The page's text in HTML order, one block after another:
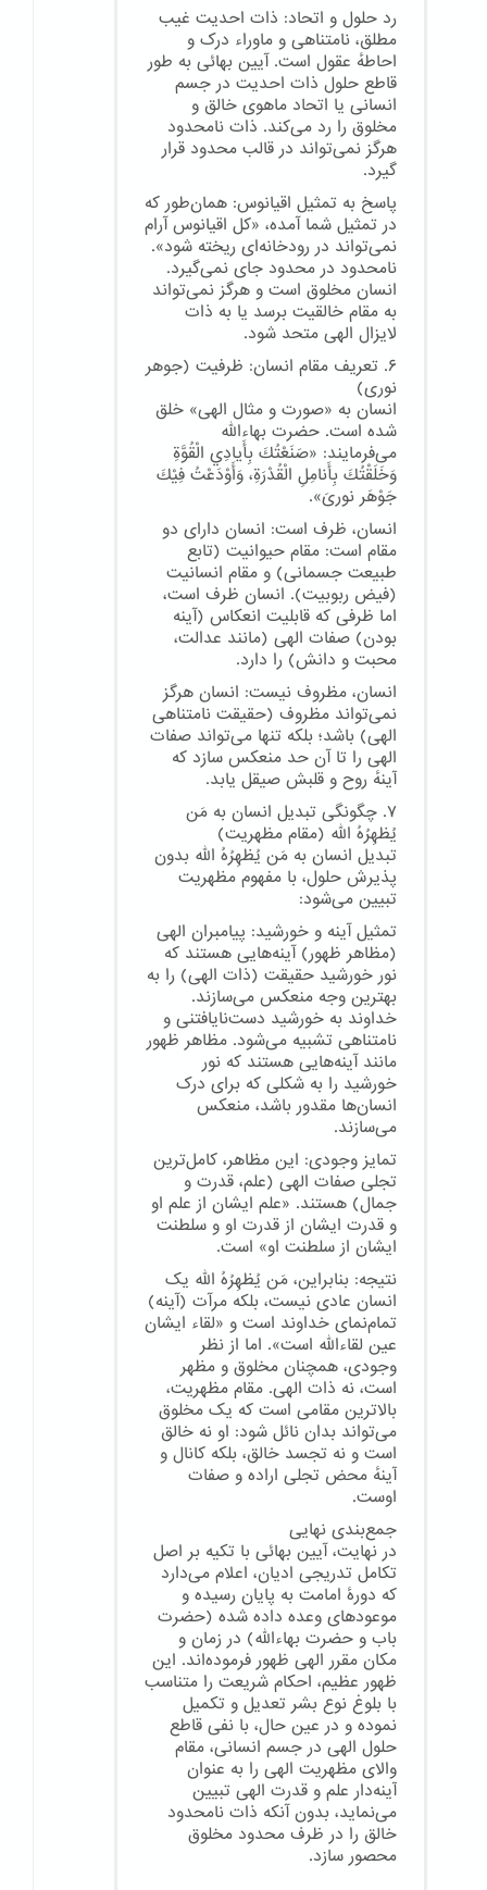
رد حلول و اتحاد: ذات احدیت غیب
مطلق، نامتناهی و ماوراء درک و
احاطهٔ عقول است. آیین بهائی به طور
قاطع حلول ذات احدیت در جسم
انسانی یا اتحاد ماهوی خالق و
مخلوق را رد می‌کند. ذات نامحدود
هرگز نمی‌تواند در قالب محدود قرار
گیرد.
پاسخ به تمثیل اقیانوس: همان‌طور که
در تمثیل شما آمده، «کل اقیانوس آرام
نمی‌تواند در رودخانه‌ای ریخته شود».
نامحدود در محدود جای نمی‌گیرد.
انسان مخلوق است و هرگز نمی‌تواند
به مقام خالقیت برسد یا به ذات
لایزال الهی متحد شود.
۶. تعریف مقام انسان: ظرفیت (جوهر
نوری)
انسان به «صورت و مثال الهی» خلق
شده است. حضرت بهاءالله
می‌فرمایند: «صَنَعْتُكَ بِأَيادِي الْقُوَّةِ
وَخَلَقْتُكَ بِأَنامِلِ الْقُدْرَةِ، وَأَوْدَعْتُ فِيْكَ
جَوْهَر نوریَ».
انسان، ظرف است: انسان دارای دو
مقام است: مقام حیوانیت (تابع
طبیعت جسمانی) و مقام انسانیت
(فیض ربوبیت). انسان ظرف است،
اما ظرفی که قابلیت انعکاس (آینه
بودن) صفات الهی (مانند عدالت،
محبت و دانش) را دارد.
انسان، مظروف نیست: انسان هرگز
نمی‌تواند مظروف (حقیقت نامتناهی
الهی) باشد؛ بلکه تنها می‌تواند صفات
الهی را تا آن حد منعکس سازد که
آینهٔ روح و قلبش صیقل یابد.
۷. چگونگی تبدیل انسان به مَن
یُظهِرُهُ الله (مقام مظهریت)
تبدیل انسان به مَن یُظهِرُهُ الله بدون
پذیرش حلول، با مفهوم مظهریت
تبیین می‌شود:
تمثیل آینه و خورشید: پیامبران الهی
(مظاهر ظهور) آینه‌هایی هستند که
نور خورشید حقیقت (ذات الهی) را به
بهترین وجه منعکس می‌سازند.
خداوند به خورشید دست‌نایافتنی و
نامتناهی تشبیه می‌شود. مظاهر ظهور
مانند آینه‌هایی هستند که نور
خورشید را به شکلی که برای درک
انسان‌ها مقدور باشد، منعکس
می‌سازند.
تمایز وجودی: این مظاهر، کامل‌ترین
تجلی صفات الهی (علم، قدرت و
جمال) هستند. «علم ایشان از علم او
و قدرت ایشان از قدرت او و سلطنت
ایشان از سلطنت او» است.
نتیجه: بنابراین، مَن یُظهِرُهُ الله یک
انسان عادی نیست، بلکه مرآت (آینه)
تمام‌نمای خداوند است و «لقاء ایشان
عین لقاءالله است». اما از نظر
وجودی، همچنان مخلوق و مظهر
است، نه ذات الهی. مقام مظهریت،
بالاترین مقامی است که یک مخلوق
می‌تواند بدان نائل شود: او نه خالق
است و نه تجسد خالق، بلکه کانال و
آینهٔ محض تجلی اراده و صفات
اوست.
جمع‌بندی نهایی
در نهایت، آیین بهائی با تکیه بر اصل
تکامل تدریجی ادیان، اعلام می‌دارد
که دورهٔ امامت به پایان رسیده و
موعودهای وعده داده شده (حضرت
باب و حضرت بهاءالله) در زمان و
مکان مقرر الهی ظهور فرموده‌اند. این
ظهور عظیم، احکام شریعت را متناسب
با بلوغ نوع بشر تعدیل و تکمیل
نموده و در عین حال، با نفی قاطع
حلول الهی در جسم انسانی، مقام
والای مظهریت الهی را به عنوان
آینه‌دار علم و قدرت الهی تبیین
می‌نماید، بدون آنکه ذات نامحدود
خالق را در ظرف محدود مخلوق
محصور سازد.